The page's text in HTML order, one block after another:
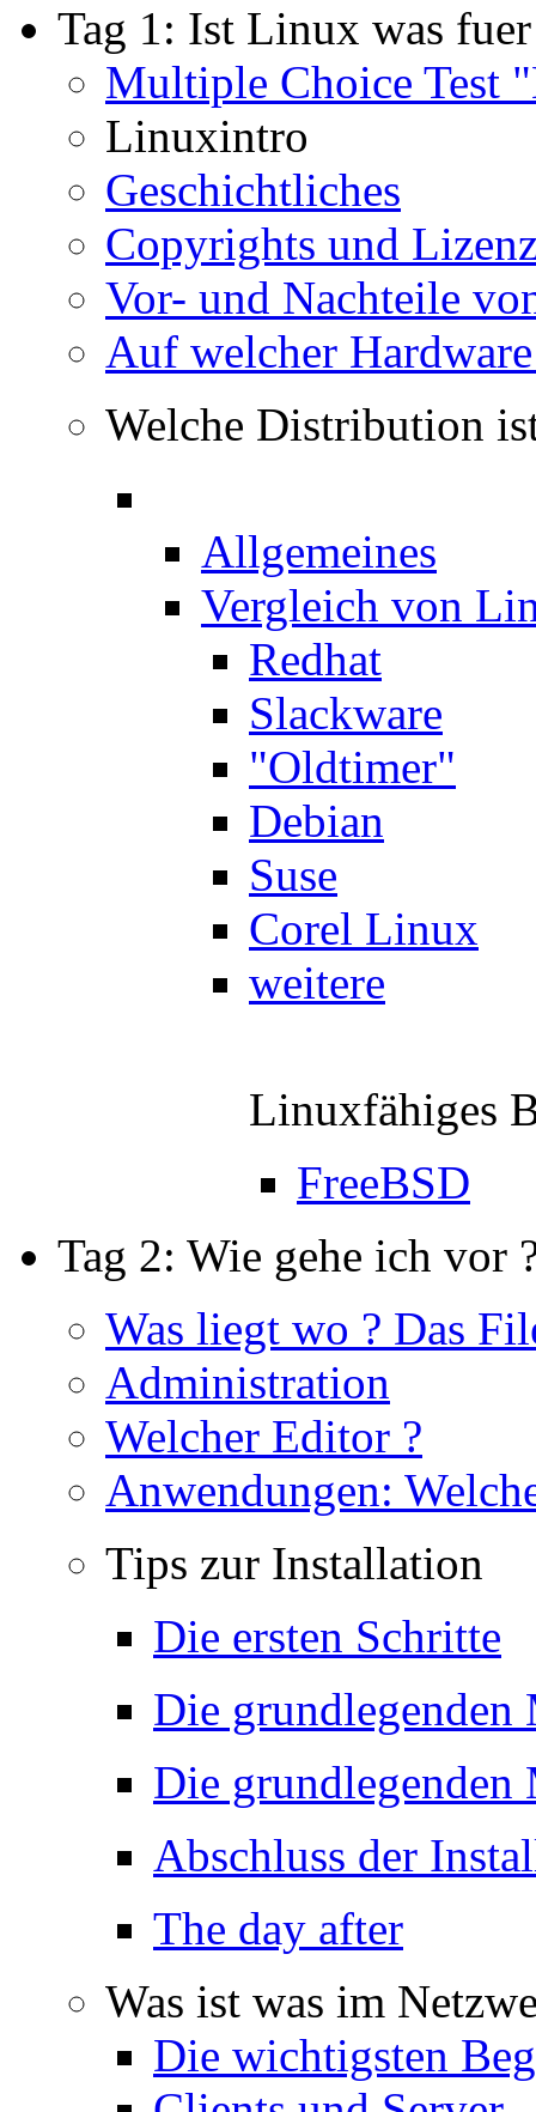
Tag 1: Ist Linux was
Multiple Choice Test
Linuxintro
Geschichtliches
Copyrights und
Vor- und Nachteile
Auf welcher
Welche Distribution
Allgemeines
Vergleich von
Redhat
Slackware
"Oldtimer"
Debian
Suse
Corel Linux
weitere
Linuxfähiges
FreeBSD
Tag 2: Wie gehe ich vor
Was liegt wo ? Das
Administration
Welcher Editor ?
Anwendungen:
Tips zur Installation
Die ersten Schritte
Die grundlegenden
Die grundlegenden
Abschluss der
The day after
Was ist was im
Die wichtigsten